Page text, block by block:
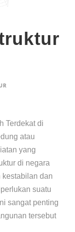
Terdekat di
atau
yang
di negara
kestabilan dan
suatu
sangat penting
tersebut